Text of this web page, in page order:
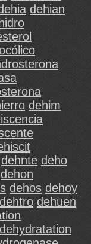
dehian
dehim
dehnte deho
dehon
dehos dehoy
dehtro dehuen
dehydratation